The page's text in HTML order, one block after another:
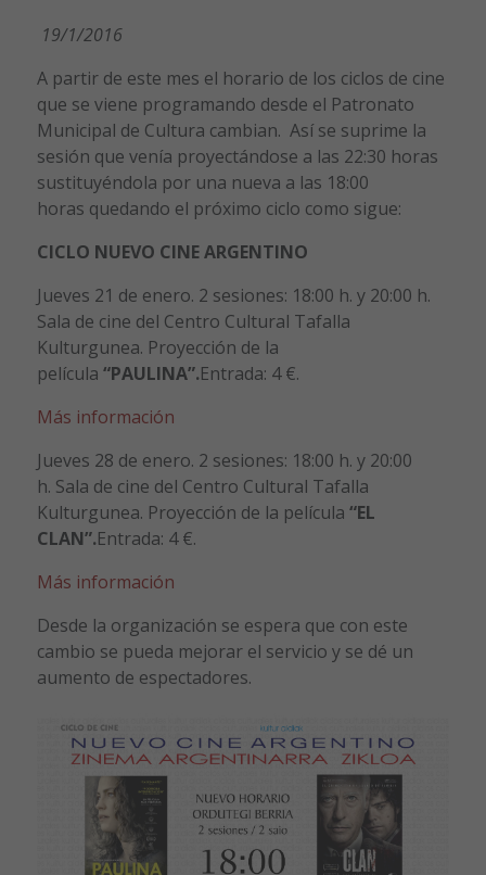
19/1/2016
A partir de este mes el horario de los ciclos de cine
que se viene programando desde el Patronato
Municipal de Cultura cambian. Así se suprime la
sesión que venía proyectándose a las 22:30 horas
sustituyéndola por una nueva a las 18:00
horas quedando el próximo ciclo como sigue:
CICLO NUEVO CINE ARGENTINO
Jueves 21 de enero. 2 sesiones: 18:00 h. y 20:00 h.
Sala de cine del Centro Cultural Tafalla
Kulturgunea. Proyección de la
película “PAULINA”.Entrada: 4 €.
Más información
Jueves 28 de enero. 2 sesiones: 18:00 h. y 20:00
h. Sala de cine del Centro Cultural Tafalla
Kulturgunea. Proyección de la película “EL
CLAN”.Entrada: 4 €.
Más información
Desde la organización se espera que con este
cambio se pueda mejorar el servicio y se dé un
aumento de espectadores.